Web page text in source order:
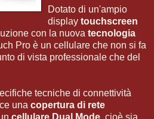
Dotato di un'ampio
display touchscreen
con la nuova tecnologia
Pro è un cellulare che non si fa
di vista professionale che del
tecniche di connettività
una copertura di rete
cellulare Dual Mode, cioè sia